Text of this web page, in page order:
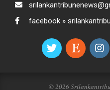
facebook »
© 2026